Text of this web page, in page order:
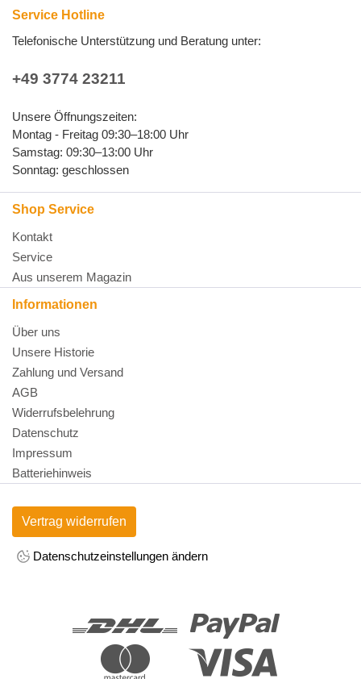
Service Hotline
Telefonische Unterstützung und Beratung unter:
+49 3774 23211
Unsere Öffnungszeiten:
Montag - Freitag 09:30–18:00 Uhr
Samstag: 09:30–13:00 Uhr
Sonntag: geschlossen
Shop Service
Kontakt
Service
Aus unserem Magazin
Informationen
Über uns
Unsere Historie
Zahlung und Versand
AGB
Widerrufsbelehrung
Datenschutz
Impressum
Batteriehinweis
Vertrag widerrufen
Datenschutzeinstellungen ändern